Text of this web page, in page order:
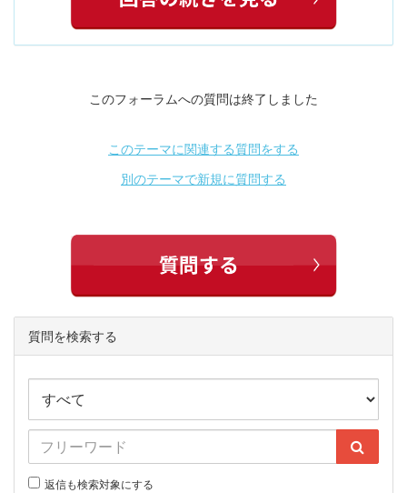
このフォーラムへの質問は終了しました
このテーマに関連する質問をする
別のテーマで新規に質問する
質問を検索する
返信も検索対象にする